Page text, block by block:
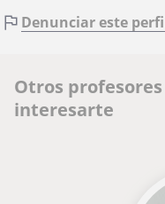
Denunciar este
Otros
interesarte